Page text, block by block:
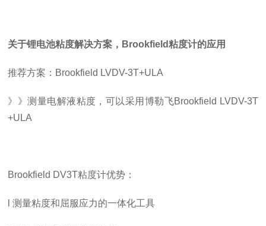
关于锂电池粘度解决方案，Brookfield粘度计的应用
推荐方案：Brookfield LVDV-3T+ULA
》》测量电解液粘度，可以采用博勒飞Brookfield LVDV-3T
+ULA
Brookfield DV3T粘度计优势：
l测量粘度和屈服应力的一体化工具